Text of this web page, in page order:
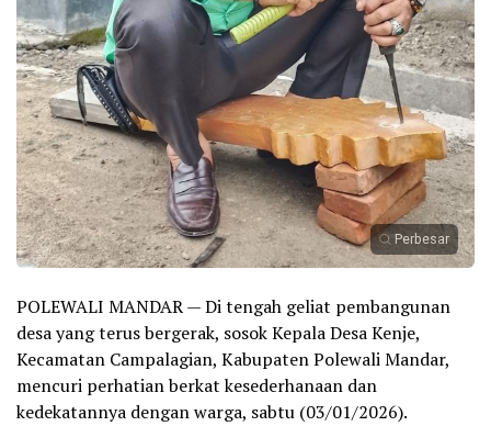
Perbesar
POLEWALI MANDAR — Di tengah geliat pembangunan
desa yang terus bergerak, sosok Kepala Desa Kenje,
Kecamatan Campalagian, Kabupaten Polewali Mandar,
mencuri perhatian berkat kesederhanaan dan
kedekatannya dengan warga, sabtu (03/01/2026).